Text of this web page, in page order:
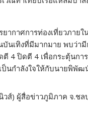
ากาศการท่องเที่ยวภา
บันเทิงที่มีมากมาย พบว่
4 ปิดตี 4 เพื่อกระตุ้นก
กำลังใจให้กับนายพิพัฒ
วส์) ผู้สื่อข่าวภูมิภาค จ.ชล